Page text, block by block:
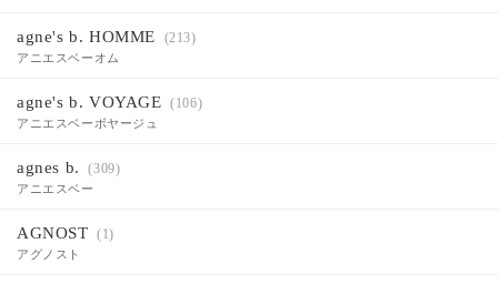
agne's b. HOMME (213)
アニエスベーオム
agne's b. VOYAGE (106)
アニエスベーボヤージュ
agnes b. (309)
アニエスベー
AGNOST (1)
アグノスト